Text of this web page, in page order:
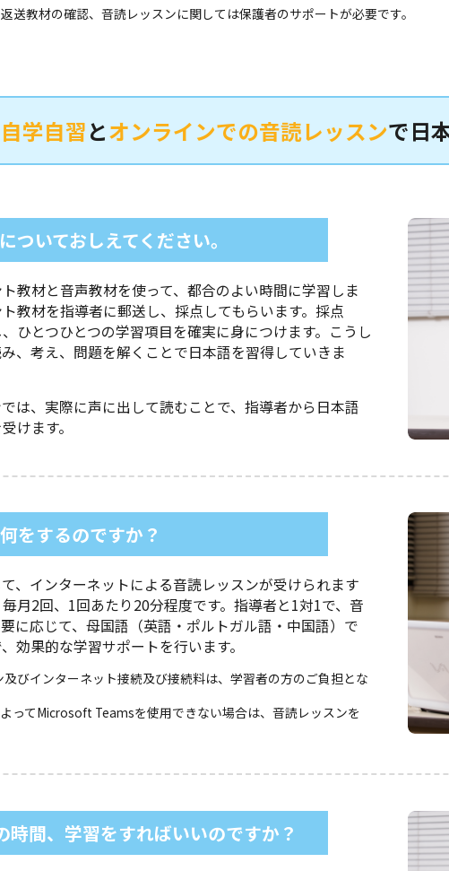
教材の確認、音読レッスンに関しては保護者のサポートが必要です。
自学自習とオンラインでの音読レッスンで日
ついておしえてください。
教材と音声教材を使って、都合のよい時間に学習しま
教材を指導者に郵送し、採点してもらいます。採点
ひとつひとつの学習項目を確実に身につけます。こうし
、考え、問題を解くことで日本語を習得していきま
は、実際に声に出して読むことで、指導者から日本語
けます。
をするのですか？
、インターネットによる音読レッスンが受けられます
月2回、1回あたり20分程度です。指導者と1対1で、音
に応じて、母国語（英語・ポルトガル語・中国語）で
効果的な学習サポートを行います。
びインターネット接続及び接続料は、学習者の方のご負担とな
ってMicrosoft Teamsを使用できない場合は、音読レッスンを
時間、学習をすればいいのですか？